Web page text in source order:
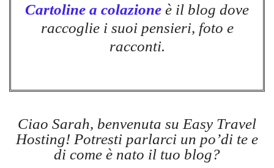
Cartoline a colazione è il blog dove
raccoglie i suoi pensieri, foto e
racconti.
Ciao Sarah, benvenuta su Easy Travel
Hosting! Potresti parlarci un po’di te e
di come è nato il tuo blog?